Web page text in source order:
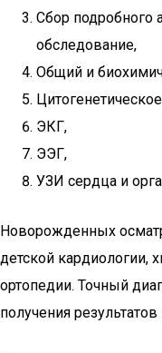
Сбор подробного
обследование,
Общий и
ЭКГ,
ЭЭГ,
УЗИ сердца и
Новорожденных
детской кардиологии,
ортопедии. Точный
получения